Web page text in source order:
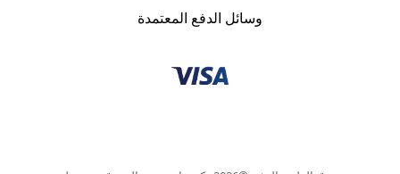
وسائل الدفع المعتمدة